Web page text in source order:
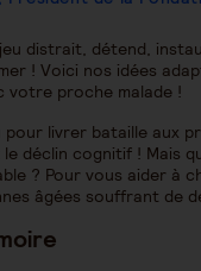
distrait, détend,
! Voici nos idées
votre proche malade !
pour livrer bataille aux
déclin cognitif ! Mais
? Pour vous aider à
âgées souffrant de